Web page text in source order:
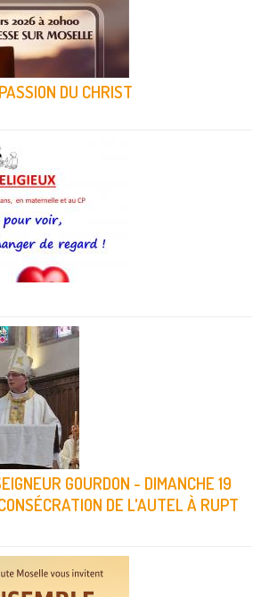
DU CHRIST
GOURDON - DIMANCHE 19
DE L'AUTEL À RUPT